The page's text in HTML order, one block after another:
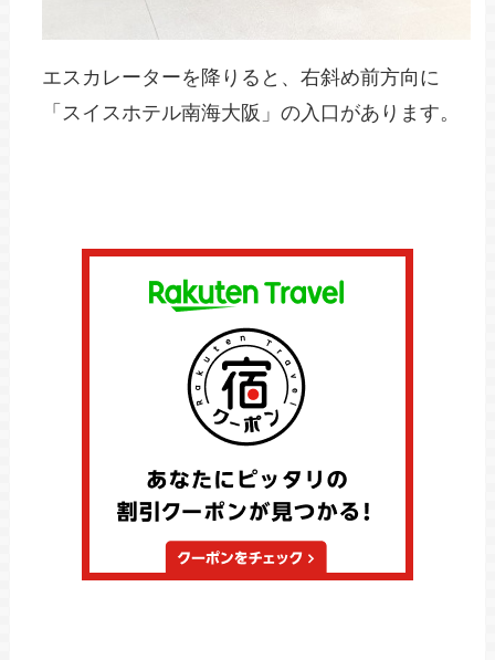
エスカレーターを降りると、右斜め前方向に
「スイスホテル南海大阪」の入口があります。